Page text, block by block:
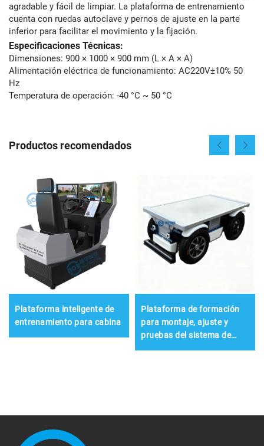
agradable y fácil de limpiar. La plataforma de entrenamiento
cuenta con ruedas autoclave y pernos de ajuste en la parte
inferior para facilitar el movimiento y la fijación.
Especificaciones Técnicas:
Dimensiones: 900 × 1000 × 900 mm (L × A × A)
Alimentación eléctrica de funcionamiento: AC220V±10% 50
Hz
Temperatura de operación: -40 °C ~ 50 °C
Productos recomendados
Plataforma inteligente de
entrenamiento para cabina
Plataforma de formación
para montaje, ajuste y
pruebas del sistema de